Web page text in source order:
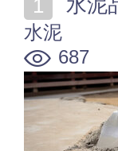
水泥
687